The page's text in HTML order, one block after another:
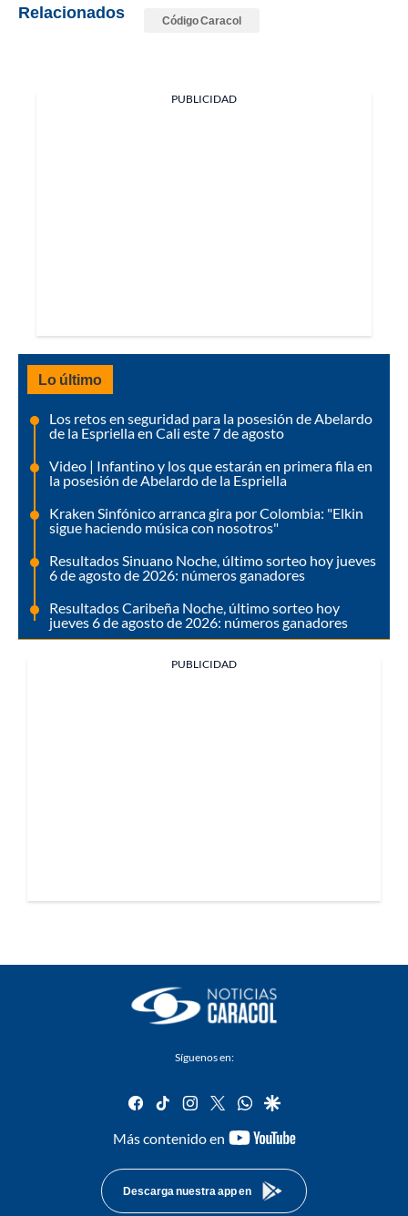
Relacionados Código Caracol
PUBLICIDAD
Lo último
Los retos en seguridad para la posesión de Abelardo
de la Espriella en Cali este 7 de agosto
Video | Infantino y los que estarán en primera fila en
la posesión de Abelardo de la Espriella
Kraken Sinfónico arranca gira por Colombia: "Elkin
sigue haciendo música con nosotros"
Resultados Sinuano Noche, último sorteo hoy jueves
6 de agosto de 2026: números ganadores
Resultados Caribeña Noche, último sorteo hoy
jueves 6 de agosto de 2026: números ganadores
PUBLICIDAD
Síguenos en:
facebook
tiktok instagram
twitterwhatsapp
google
Más contenido en
youtube-
Descarga nuestra app en